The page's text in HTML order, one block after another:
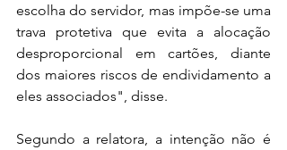
escolha do servidor, mas impõe-se uma
trava protetiva que evita a alocação
desproporcional em cartões, diante
dos maiores riscos de endividamento a
eles associados", disse.
Segundo a relatora, a intenção não é